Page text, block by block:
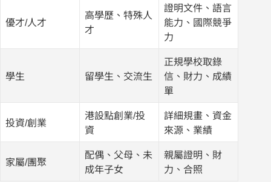
優才/人才
高學歷、特殊人
才
證明文件、語言
能力、國際競爭
力
學生 留學生、交流生
正規學校取錄
信、財力、成績
單
投資/創業
港設點創業/投
資
詳細規畫、資金
來源、業績
家屬/團聚
配偶、父母、未
成年子女
親屬證明、財
力、合照